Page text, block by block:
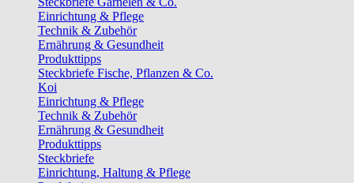
Einrichtung & Pflege
Technik & Zubehör
Ernährung & Gesundheit
Produkttipps
Steckbriefe Fische, Pflanzen & Co.
Koi
Einrichtung & Pflege
Technik & Zubehör
Ernährung & Gesundheit
Produkttipps
Steckbriefe
Einrichtung, Haltung & Pflege